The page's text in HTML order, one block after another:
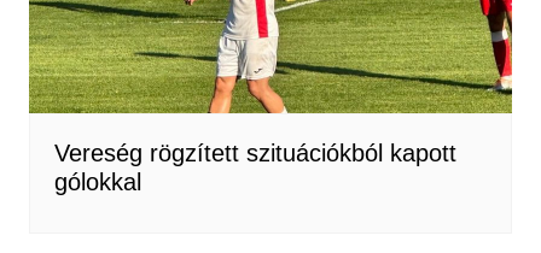
Vereség rögzített szituációkból kapott
gólokkal